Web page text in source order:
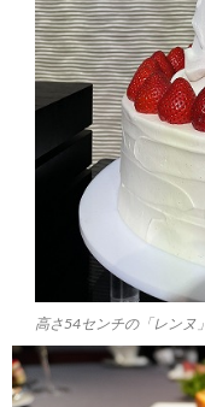
高さ54センチの「レンヌ」